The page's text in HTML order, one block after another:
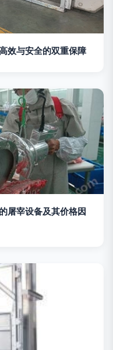
效与安全的双重保障
屠宰设备及其价格因